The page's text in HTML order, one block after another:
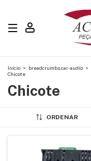
Início > breadcrumbs.car-audio >
Chicote
Chicote
ORDENAR